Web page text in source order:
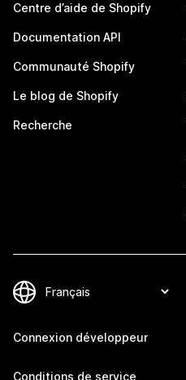
Centre d’aide de Shopify
Documentation API
Communauté Shopify
Le blog de Shopify
Recherche
Connexion développeur
Conditions de service